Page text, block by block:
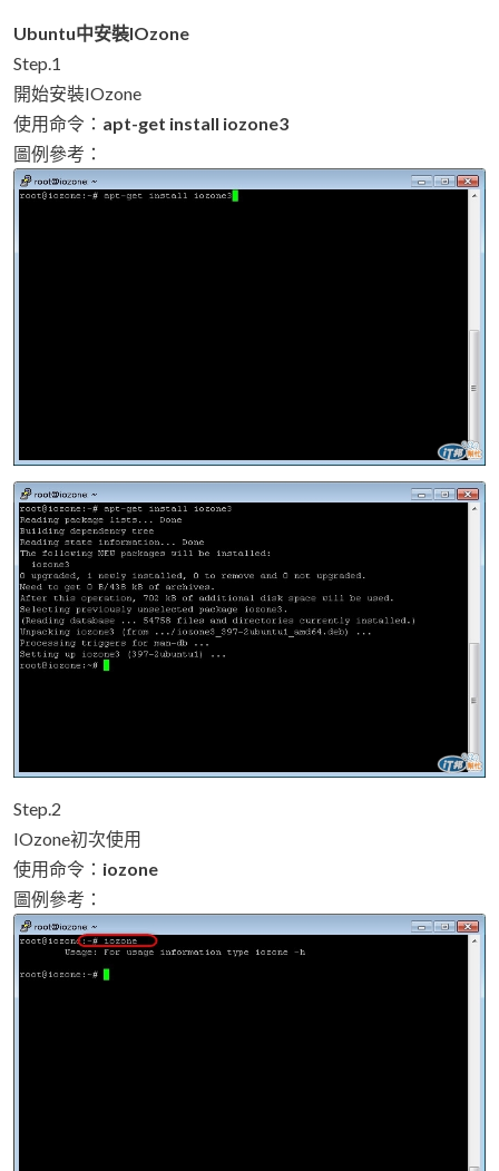
Ubuntu中安裝IOzone
Step.1
開始安裝IOzone
使用命令： apt-get install iozone3
圖例參考：
Step.2
IOzone初次使用
使用命令： iozone
圖例參考：